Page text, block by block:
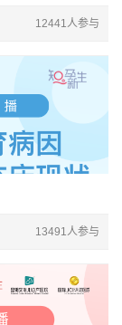
12441人参与
13491人参与